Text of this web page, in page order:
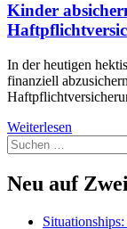
Kinder
In der heutigen
finanziell
Weiterlesen
Suchen
nach:
Neu auf